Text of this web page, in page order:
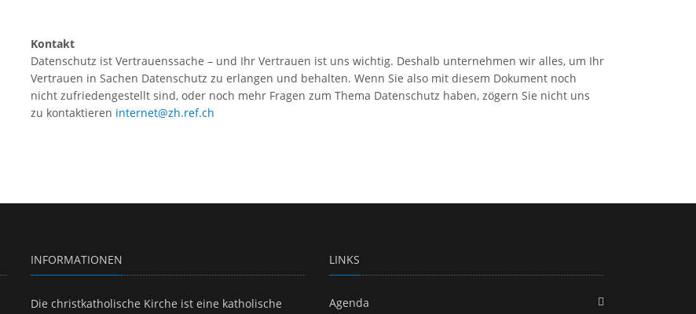
Kontakt
Datenschutz ist Vertrauenssache – und Ihr Vertrauen ist uns wichtig. Deshalb unternehmen wir alles, um Ihr
Vertrauen in Sachen Datenschutz zu erlangen und behalten. Wenn Sie also mit diesem Dokument noch
nicht zufriedengestellt sind, oder noch mehr Fragen zum Thema Datenschutz haben, zögern Sie nicht uns
zu kontaktieren internet@zh.ref.ch
INFORMATIONEN
Die christkatholische Kirche ist eine katholische
LINKS
Agenda